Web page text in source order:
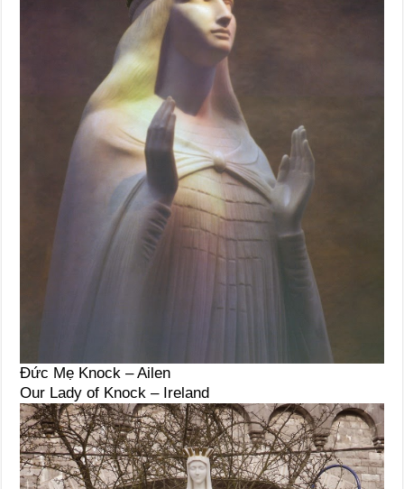
Đức Mẹ Knock – Ailen
Our Lady of Knock – Ireland